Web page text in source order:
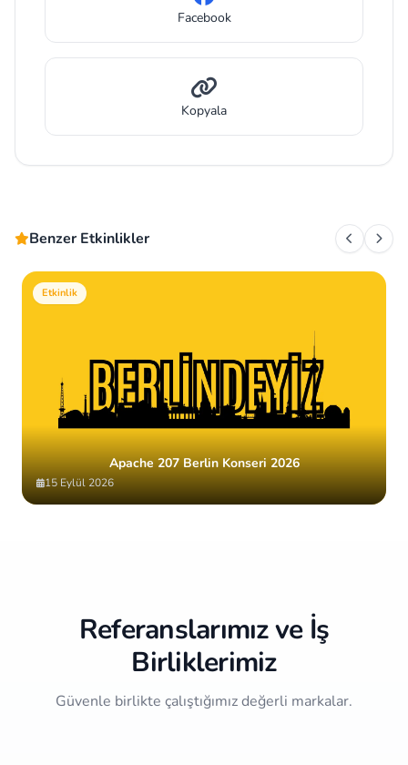
Facebook
Kopyala
Benzer Etkinlikler
Etkinlik
Apache 207 Berlin Konseri 2026
15 Eylül 2026
Referanslarımız ve İş
Birliklerimiz
Güvenle birlikte çalıştığımız değerli markalar.